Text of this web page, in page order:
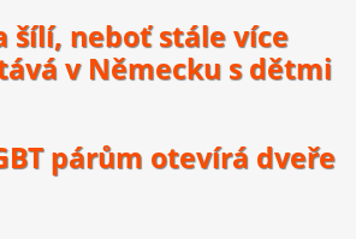
šílí, neboť stále více
v Německu s dětmi
párům otevírá dveře